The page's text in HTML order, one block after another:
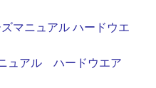
ズマニュアル ハードウエ
ュアル ハードウエア